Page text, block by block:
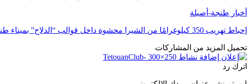
أخبار طنجة-أصيلة
إحباط تهريب 350 كيلوغرامًا من الشيرا محشوة داخل قوالب “الدلاح” بميناء طنجة
تحميل المزيد من المشاركات
اترك رد